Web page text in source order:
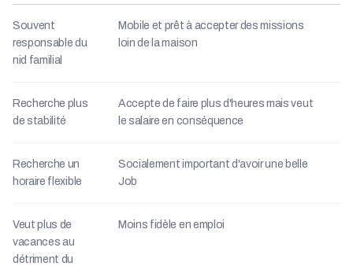
Souvent
responsable du
nid familial
Mobile et prêt à accepter des missions
loin de la maison
Recherche plus
de stabilité
Accepte de faire plus d'heures mais veut
le salaire en conséquence
Recherche un
horaire flexible
Socialement important d'avoir une belle
Job
Veut plus de
vacances au
détriment du
Moins fidèle en emploi